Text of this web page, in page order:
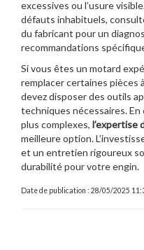
excessives ou l’usure
défauts inhabituels,
du fabricant pour un
recommandations
Si vous êtes un motard
remplacer certaines pièces
devez disposer des outils
techniques nécessaires.
plus complexes, l’expertise
meilleure option.
et un entretien rigoureux
durabilité pour votre engin.
Date de publication : 28/05/2025